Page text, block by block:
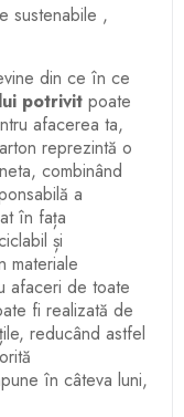
sustenabile ,
din ce în ce
potrivit poate
afacerea ta,
reprezintă o
combinând
a
în fața
și
materiale
afaceri de toate
fi realizată de
reducând astfel
în câteva luni,